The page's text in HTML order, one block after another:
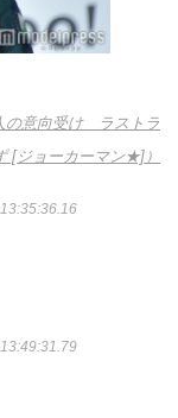
の意向受け ラストラ
[ジョーカーマン★]）